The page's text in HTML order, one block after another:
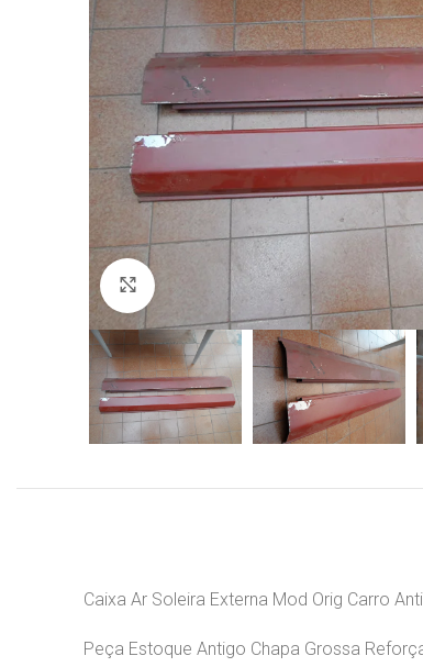
Click to enlarge
Caixa Ar Soleira Externa Mod Orig Carro
Peça Estoque Antigo Chapa Grossa